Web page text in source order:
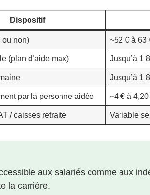
Dispositif
ou non) ~52 € à 63
(plan d’aide max) Jusqu’à 1
Jusqu’à 1
par la personne aidée ~4 € à
/ caisses retraite Variable
aux salariés comme aux
la carrière.